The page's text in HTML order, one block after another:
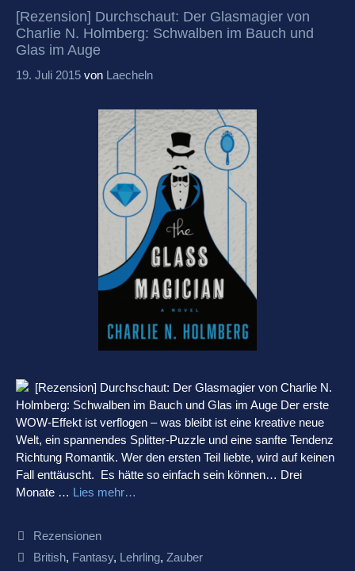
[Rezension] Durchschaut: Der Glasmagier von
Charlie N. Holmberg: Schwalben im Bauch und
Glas im Auge
19. Juli 2015 von Laecheln
[Rezension] Durchschaut: Der Glasmagier von Charlie N.
Holmberg: Schwalben im Bauch und Glas im Auge Der erste
WOW-Effekt ist verflogen – was bleibt ist eine kreative neue
Welt, ein spannendes Splitter-Puzzle und eine sanfte Tendenz
Richtung Romantik. Wer den ersten Teil liebte, wird auf keinen
Fall enttäuscht. Es hätte so einfach sein können… Drei
Monate … Lies mehr…
Kategorien
Rezensionen
Schlagwörter
British, Fantasy, Lehrling, Zauber